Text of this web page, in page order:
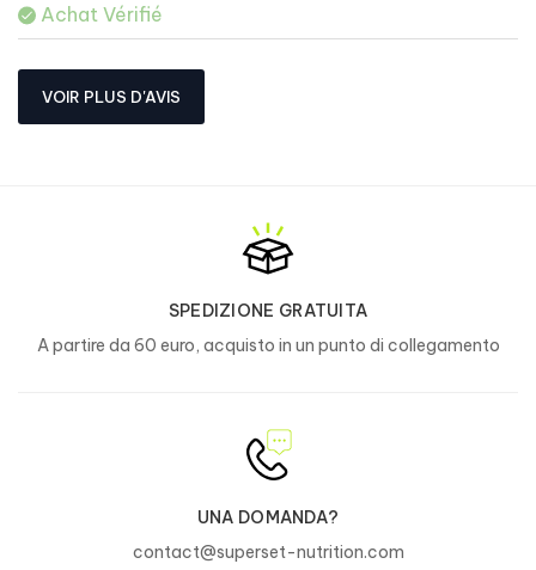
Achat Vérifié
VOIR PLUS D'AVIS
SPEDIZIONE GRATUITA
A partire da 60 euro, acquisto in un punto di collegamento
UNA DOMANDA?
contact@superset-nutrition.com